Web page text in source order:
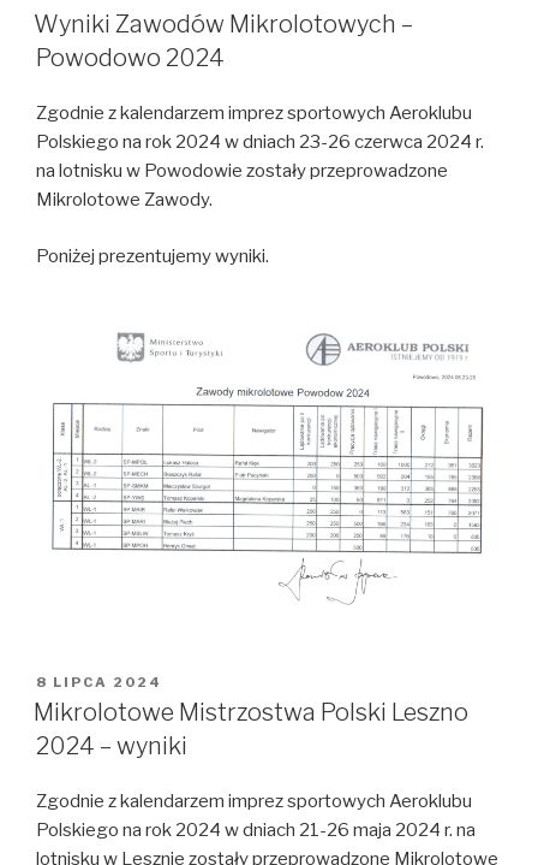
W
Wyniki Zawodów Mikrolotowych –
Powodowo 2024
Zgodnie z kalendarzem imprez sportowych Aeroklubu
Polskiego na rok 2024 w dniach 23-26 czerwca 2024 r.
na lotnisku w Powodowie zostały przeprowadzone
Mikrolotowe Zawody.
Poniżej prezentujemy wyniki.
OPUBLIKOWANE
W
8 LIPCA 2024
Mikrolotowe Mistrzostwa Polski Leszno
2024 – wyniki
Zgodnie z kalendarzem imprez sportowych Aeroklubu
Polskiego na rok 2024 w dniach 21-26 maja 2024 r. na
lotnisku w Lesznie zostały przeprowadzone Mikrolotowe